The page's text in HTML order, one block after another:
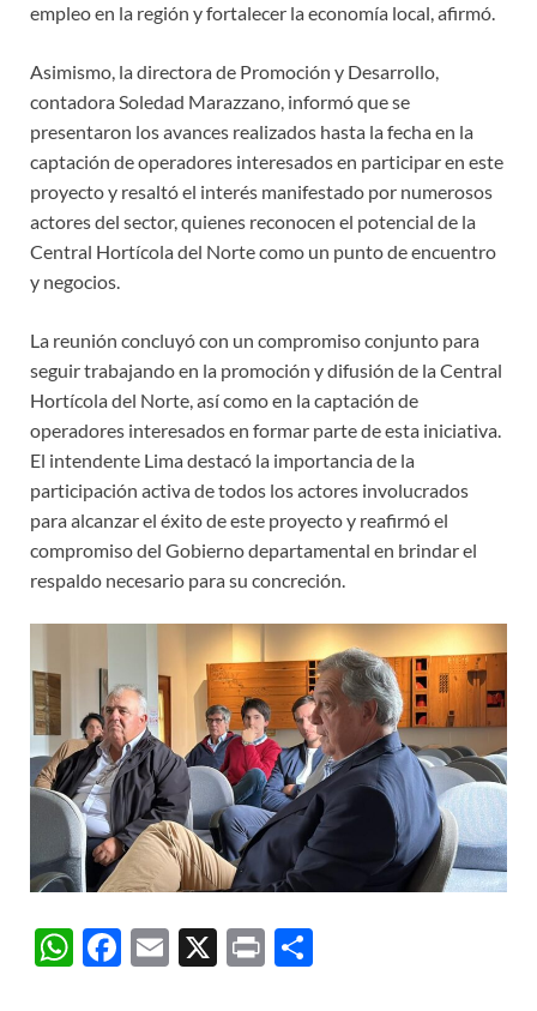
empleo en la región y fortalecer la economía local, afirmó.
Asimismo, la directora de Promoción y Desarrollo,
contadora Soledad Marazzano, informó que se
presentaron los avances realizados hasta la fecha en la
captación de operadores interesados en participar en este
proyecto y resaltó el interés manifestado por numerosos
actores del sector, quienes reconocen el potencial de la
Central Hortícola del Norte como un punto de encuentro
y negocios.
La reunión concluyó con un compromiso conjunto para
seguir trabajando en la promoción y difusión de la Central
Hortícola del Norte, así como en la captación de
operadores interesados en formar parte de esta iniciativa.
El intendente Lima destacó la importancia de la
participación activa de todos los actores involucrados
para alcanzar el éxito de este proyecto y reafirmó el
compromiso del Gobierno departamental en brindar el
respaldo necesario para su concreción.
W F
E
X
P